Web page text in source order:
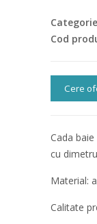
Cod
Cere
Cada
cu
Material:
Calitate